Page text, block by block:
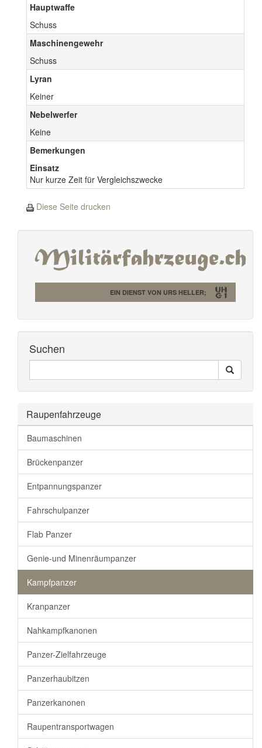
Hauptwaffe
Schuss
Maschinengewehr
Schuss
Lyran
Keiner
Nebelwerfer
Keine
Bemerkungen
Einsatz
Nur kurze Zeit für Vergleichszwecke
Diese Seite drucken
EIN DIENST VON URS HELLER;
Suchen
Durchsuchen
Search
Raupenfahrzeuge
Baumaschinen
Brückenpanzer
Entpannungspanzer
Fahrschulpanzer
Flab Panzer
Genie-und Minenräumpanzer
Kampfpanzer
Kranpanzer
Nahkampfkanonen
Panzer-Zielfahrzeuge
Panzerhaubitzen
Panzerkanonen
Raupentransportwagen